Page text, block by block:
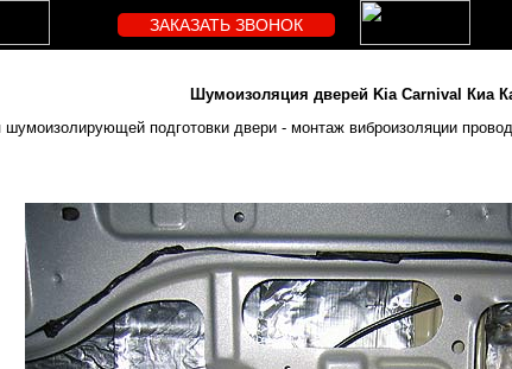
ЗАКАЗАТЬ ЗВОНОК
Шумоизоляция дверей Kia Carnival Киа
шумоизолирующей подготовки двери - монтаж виброизоляции